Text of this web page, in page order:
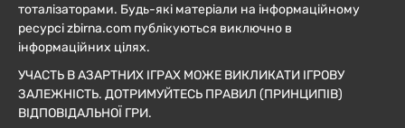
тоталізаторами. Будь-які матеріали на інформаційному
ресурсі zbirna.com публікуються виключно в
інформаційних цілях.
УЧАСТЬ В АЗАРТНИХ ІГРАХ МОЖЕ ВИКЛИКАТИ ІГРОВУ
ЗАЛЕЖНІСТЬ. ДОТРИМУЙТЕСЬ ПРАВИЛ (ПРИНЦИПІВ)
ВІДПОВІДАЛЬНОЇ ГРИ.